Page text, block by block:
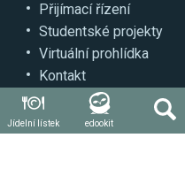
Jídelní lístek edookit
Přijímací řízení
Studentské projekty
Virtuální prohlídka
Kontakt
Může se hodit